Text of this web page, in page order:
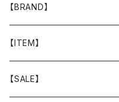
【BRAND】
山と道
T-SHIRT
迷迭香
【ITEM】
WEAR
【SALE】